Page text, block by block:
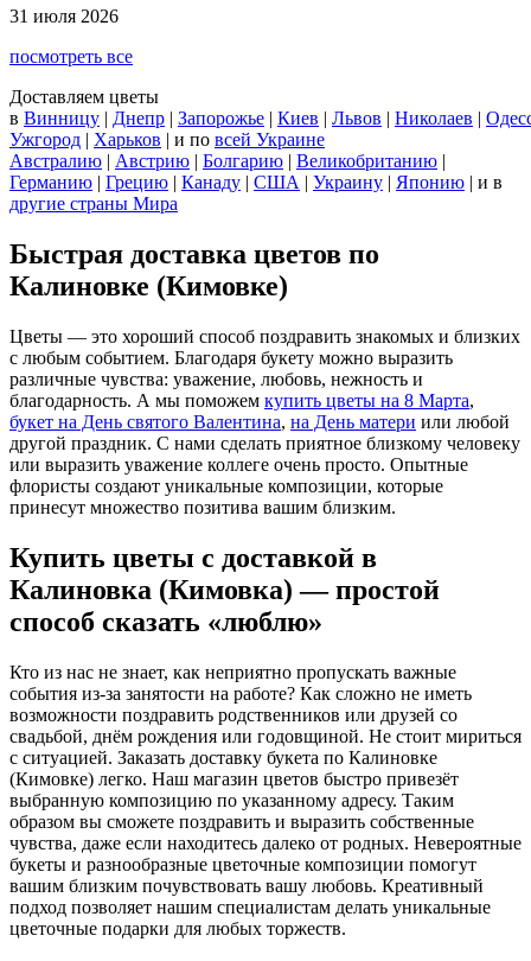
31 июля 2026
посмотреть все
Доставляем цветы
в Винницу | Днепр | Запорожье | Киев | Львов | Николаев |
Ужгород | Харьков | и по всей Украине
Австралию | Австрию | Болгарию | Великобританию |
Германию | Грецию | Канаду | США | Украину | Японию | и в
другие страны Мира
Быстрая доставка цветов по
Калиновке (Кимовке)
Цветы — это хороший способ поздравить знакомых и близких
с любым событием. Благодаря букету можно выразить
различные чувства: уважение, любовь, нежность и
благодарность. А мы поможем купить цветы на 8 Марта,
букет на День святого Валентина, на День матери или любой
другой праздник. С нами сделать приятное близкому человеку
или выразить уважение коллеге очень просто. Опытные
флористы создают уникальные композиции, которые
принесут множество позитива вашим близким.
Купить цветы с доставкой в
Калиновка (Кимовка) — простой
способ сказать «люблю»
Кто из нас не знает, как неприятно пропускать важные
события из-за занятости на работе? Как сложно не иметь
возможности поздравить родственников или друзей со
свадьбой, днём рождения или годовщиной. Не стоит мириться
с ситуацией. Заказать доставку букета по Калиновке
(Кимовке) легко. Наш магазин цветов быстро привезёт
выбранную композицию по указанному адресу. Таким
образом вы сможете поздравить и выразить собственные
чувства, даже если находитесь далеко от родных. Невероятные
букеты и разнообразные цветочные композиции помогут
вашим близким почувствовать вашу любовь. Креативный
подход позволяет нашим специалистам делать уникальные
цветочные подарки для любых торжеств.